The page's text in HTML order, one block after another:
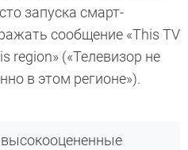
запуска смарт-
сообщение «This TV
region» («Телевизор не
в этом регионе»).